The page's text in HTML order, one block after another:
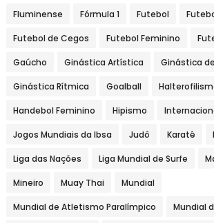
Fluminense Fórmula 1 Futebol
Futebol de Cegos Futebol Feminino
Gaúcho Ginástica Artística Ginástica
Ginástica Rítmica Goalball
Handebol Feminino Hipismo
Jogos Mundiais da Ibsa Judô Karatê
Liga das Nações Liga Mundial de Surfe
Mineiro Muay Thai Mundial
Mundial de Atletismo Paralímpico Mundial